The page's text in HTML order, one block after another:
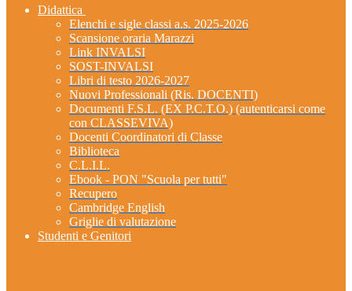
Didattica
Elenchi e sigle classi a.s. 2025-2026
Scansione oraria Marazzi
Link INVALSI
SOST-INVALSI
Libri di testo 2026-2027
Nuovi Professionali (Ris. DOCENTI)
Documenti F.S.L. (EX P.C.T.O.) (autenticarsi come
con CLASSEVIVA)
Docenti Coordinatori di Classe
Biblioteca
C.L.I.L.
Ebook - PON "Scuola per tutti"
Recupero
Cambridge English
Griglie di valutazione
Studenti e Genitori